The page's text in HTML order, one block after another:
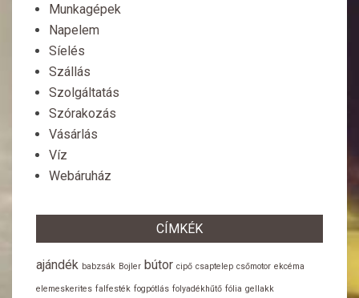
Munkagépek
Napelem
Síelés
Szállás
Szolgáltatás
Szórakozás
Vásárlás
Víz
Webáruház
CÍMKÉK
ajándék babzsák Bojler bútor cipő csaptelep csőmotor ekcéma
elemeskerites falfesték fogpótlás folyadékhűtő fólia gellakk